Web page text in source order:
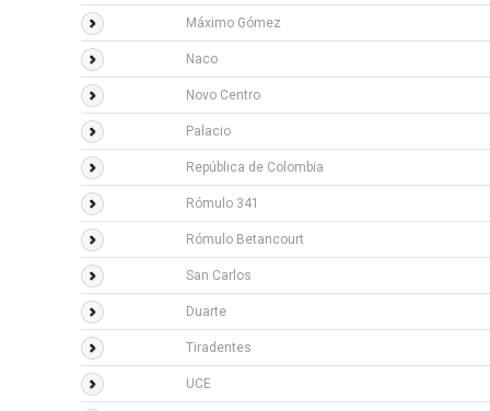
Máximo Gómez
Naco
Novo Centro
Palacio
República de Colombia
Rómulo 341
Rómulo Betancourt
San Carlos
Duarte
Tiradentes
UCE